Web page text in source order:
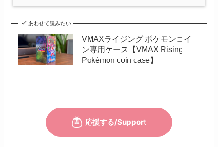
あわせて読みたい
VMAXライジング ポケモンコイ
ン専用ケース【VMAX Rising
Pokémon coin case】